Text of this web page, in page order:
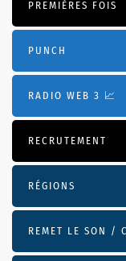
PREMIÈRES FOIS
PUNCH
RADIO WEB 3 📈
RECRUTEMENT
RÉGIONS
REMET LE SON /